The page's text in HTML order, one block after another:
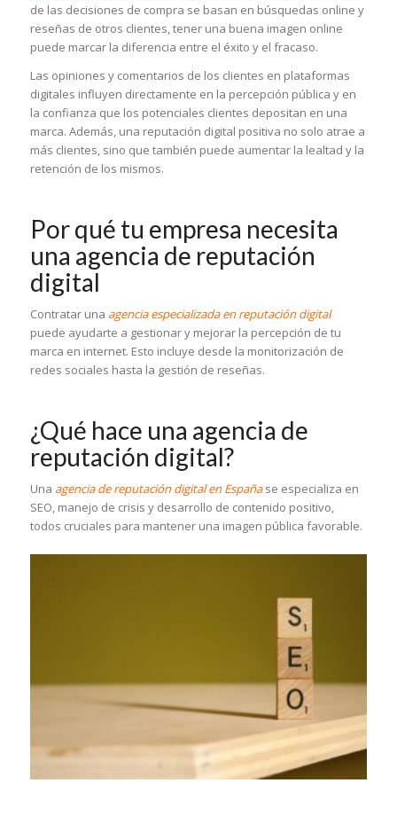
de las decisiones de compra se basan en búsquedas online y
reseñas de otros clientes, tener una buena imagen online
puede marcar la diferencia entre el éxito y el fracaso.
Las opiniones y comentarios de los clientes en plataformas
digitales influyen directamente en la percepción pública y en
la confianza que los potenciales clientes depositan en una
marca. Además, una reputación digital positiva no solo atrae a
más clientes, sino que también puede aumentar la lealtad y la
retención de los mismos.
Por qué tu empresa necesita
una agencia de reputación
digital
Contratar una agencia especializada en reputación digital
puede ayudarte a gestionar y mejorar la percepción de tu
marca en internet. Esto incluye desde la monitorización de
redes sociales hasta la gestión de reseñas.
¿Qué hace una agencia de
reputación digital?
Una agencia de reputación digital en Españase especializa en
SEO, manejo de crisis y desarrollo de contenido positivo,
todos cruciales para mantener una imagen pública favorable.